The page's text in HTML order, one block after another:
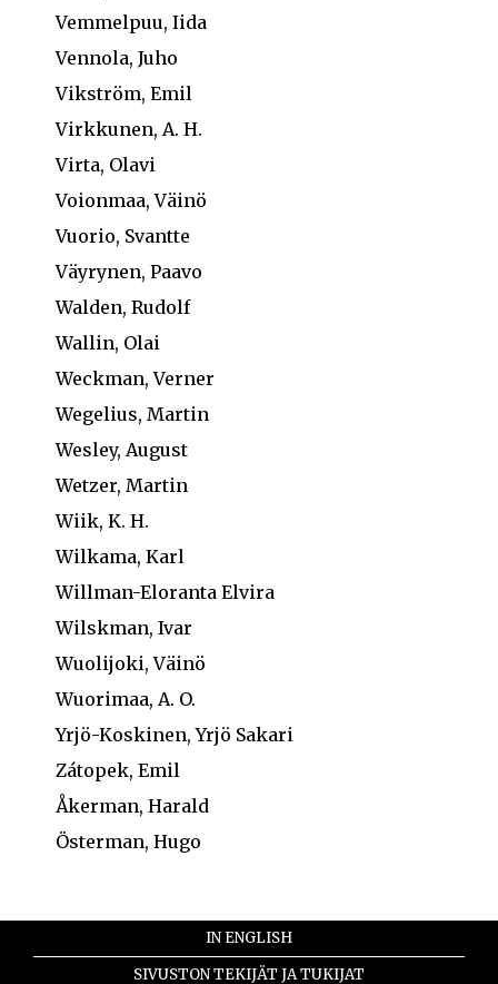
Vemmelpuu, Iida
Vennola, Juho
Vikström, Emil
Virkkunen, A. H.
Virta, Olavi
Voionmaa, Väinö
Vuorio, Svantte
Väyrynen, Paavo
Walden, Rudolf
Wallin, Olai
Weckman, Verner
Wegelius, Martin
Wesley, August
Wetzer, Martin
Wiik, K. H.
Wilkama, Karl
Willman-Eloranta Elvira
Wilskman, Ivar
Wuolijoki, Väinö
Wuorimaa, A. O.
Yrjö-Koskinen, Yrjö Sakari
Zátopek, Emil
Åkerman, Harald
Österman, Hugo
IN ENGLISH
SIVUSTON TEKIJÄT JA TUKIJAT